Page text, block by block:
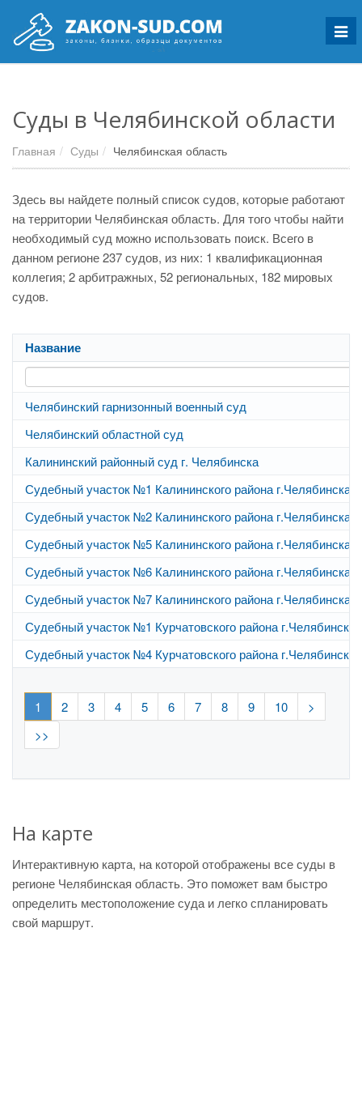
Суды в Челябинской области
Главная Суды Челябинская область
Здесь вы найдете полный список судов, которые работают
на территории Челябинская область. Для того чтобы найти
необходимый суд можно использовать поиск. Всего в
данном регионе 237 судов, из них: 1 квалификационная
коллегия; 2 арбитражных, 52 региональных, 182 мировых
судов.
Название
Челябинский гарнизонный военный суд
Челябинский областной суд
Калининский районный суд г. Челябинска
Судебный участок №1 Калининского района г.Челябинска
Судебный участок №2 Калининского района г.Челябинска
Судебный участок №5 Калининского района г.Челябинска
Судебный участок №6 Калининского района г.Челябинска
Судебный участок №7 Калининского района г.Челябинска
Судебный участок №1 Курчатовского района г.Челябинска
Судебный участок №4 Курчатовского района г.Челябинска
1 2 3 4 5 6 7 8 9 10
>
>>
На карте
Интерактивную карта, на которой отображены все суды в
регионе Челябинская область. Это поможет вам быстро
определить местоположение суда и легко спланировать
свой маршрут.